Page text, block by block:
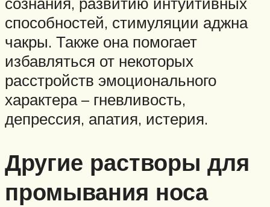
способностей, стимуляции аджна
чакры. Также она помогает
избавляться от некоторых
расстройств эмоционального
характера – гневливость,
депрессия, апатия, истерия.
Другие растворы для
промывания носа